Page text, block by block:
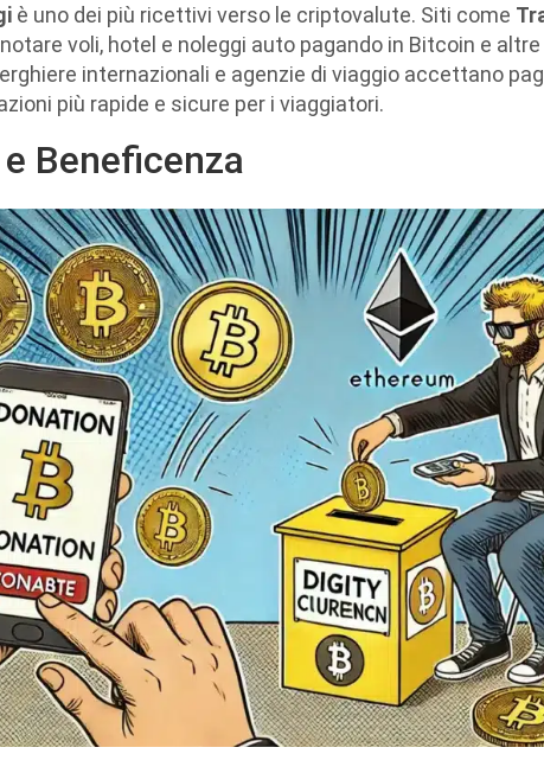
è uno dei più ricettivi verso le criptovalute. Siti come
voli, hotel e noleggi auto pagando in Bitcoin e
internazionali e agenzie di viaggio accettano
più rapide e sicure per i viaggiatori.
Beneficenza